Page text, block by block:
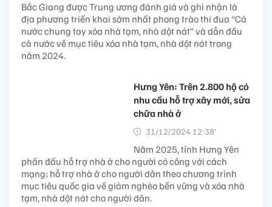
Bắc Giang được Trung ương đánh giá và ghi nhận là
địa phương triển khai sớm nhất phong trào thi đua “Cả
nước chung tay xóa nhà tạm, nhà dột nát” và dẫn đầu
cả nước về mục tiêu xóa nhà tạm, nhà dột nát trong
năm 2024.
Hưng Yên: Trên 2.800 hộ có
nhu cầu hỗ trợ xây mới, sửa
chữa nhà ở
31/12/2024 12:38’
Năm 2025, tỉnh Hưng Yên
phấn đấu hỗ trợ nhà ở cho người có công với cách
mạng; hỗ trợ nhà ở cho người dân theo chương trình
mục tiêu quốc gia về giảm nghèo bền vững và xóa nhà
tạm, nhà dột nát cho người dân.